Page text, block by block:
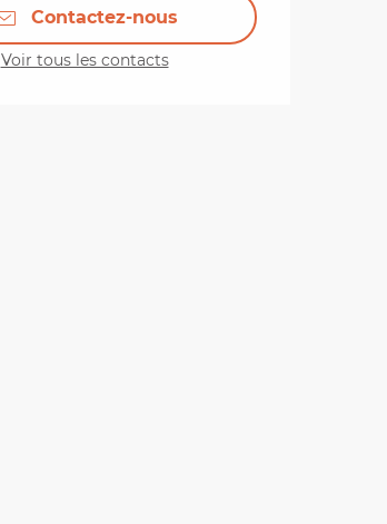
Contactez-nous
Voir tous les contacts